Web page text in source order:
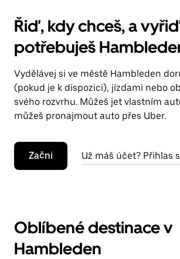
Řiď, kdy chceš, a
potřebuješ
Vydělávej si ve městě Hambleden
(pokud je k dispozici), jízdami nebo
svého rozvrhu. Můžeš jet vlastním
můžeš pronajmout auto přes Uber.
Začni Už máš účet? Přihlas
Oblíbené destinace v
Hambleden